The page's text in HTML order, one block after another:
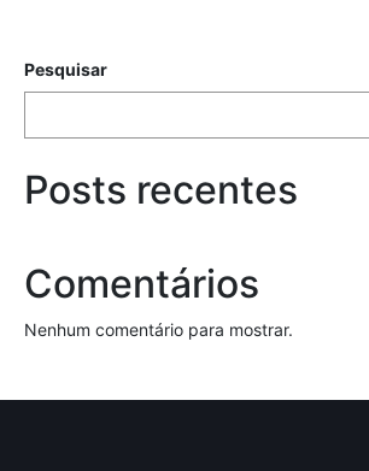
Pesquisar
Posts recentes
Comentários
Nenhum comentário para mostrar.